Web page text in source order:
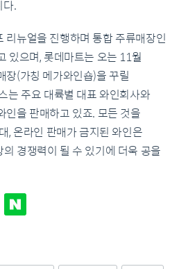
다.
리뉴얼을 진행하며 통합 주류매장인
있으며, 롯데마트는 오는 11월
장(가칭 메가와인숍)을 꾸릴
는 주요 대륙별 대표 와인회사와
인을 판매하고 있죠. 모든 것을
, 온라인 판매가 금지된 와인은
경쟁력이 될 수 있기에 더욱 공을